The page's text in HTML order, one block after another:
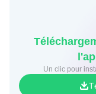
Un clic pour